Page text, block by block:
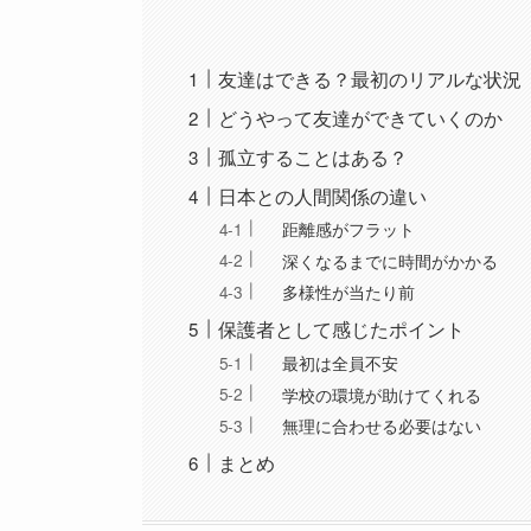
友達はできる？最初のリアルな状況
どうやって友達ができていくのか
孤立することはある？
日本との人間関係の違い
距離感がフラット
深くなるまでに時間がかかる
多様性が当たり前
保護者として感じたポイント
最初は全員不安
学校の環境が助けてくれる
無理に合わせる必要はない
まとめ